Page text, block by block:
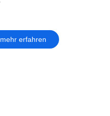
mehr erfahren